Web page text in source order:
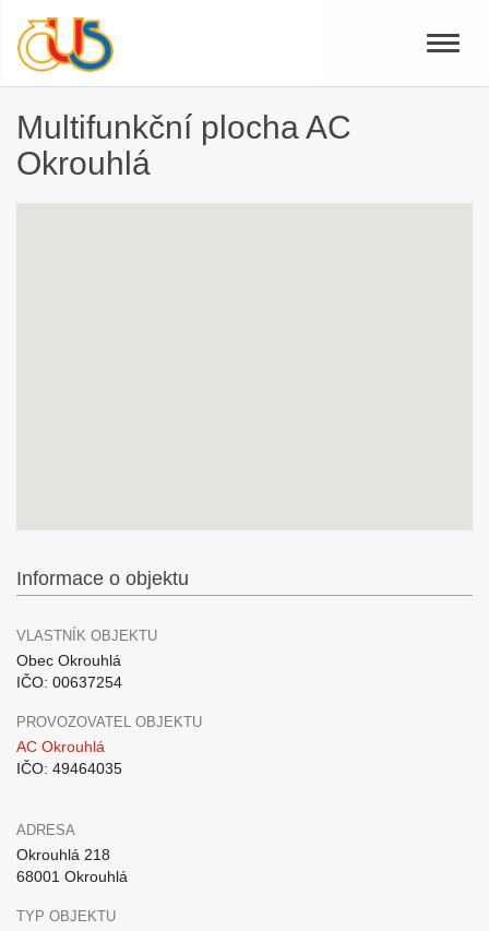
Toggle
Multifunkční plocha AC
Okrouhlá
Informace o objektu
VLASTNÍK OBJEKTU
Obec Okrouhlá
IČO: 00637254
PROVOZOVATEL OBJEKTU
AC Okrouhlá
IČO: 49464035
ADRESA
Okrouhlá 218
68001 Okrouhlá
TYP OBJEKTU